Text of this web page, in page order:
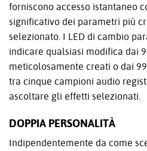
forniscono accesso istantaneo
significativo dei parametri più
selezionato. I LED di cambio
indicare qualsiasi modifica dai
meticolosamente creati o dai
tra cinque campioni audio
ascoltare gli effetti selezionati.
DOPPIA PERSONALITÀ
Indipendentemente da come